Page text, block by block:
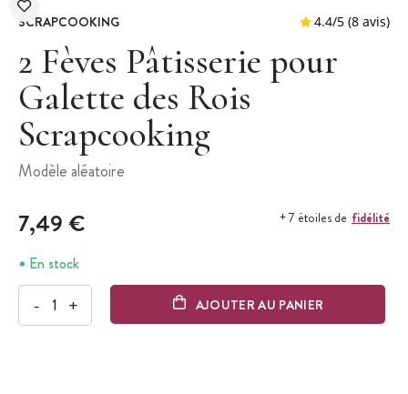
SCRAPCOOKING
2 Fèves Pâtisserie pour
Galette des Rois
Scrapcooking
Modèle aléatoire
7,49 € + 7 étoiles de fidélité
En stock
- + AJOUTER AU PANIER